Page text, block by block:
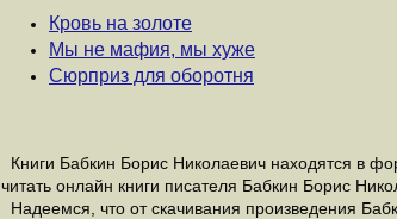
Кровь на золоте
Мы не мафия, мы хуже
Сюрприз для оборотня
Книги Бабкин Борис Николаевич находятся в
читать онлайн книги писателя Бабкин Борис
Надеемся, что от скачивания произведения